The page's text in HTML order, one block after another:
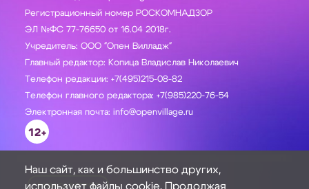
Регистрационный номер РОСКОМНАДЗОР
ЭЛ №ФС 77-76650 от 16.04 2018г.
Учредитель: ООО "Опен Вилладж"
Главный редактор: Копица Владислав Николаевич
Телефон редакции: +7(495)215-08-82
Телефон главного редактора: +7(985)220-76-54
Электронная почта: info@openvillage.ru
12+
ЗАДАТЬ ВОПРОС
Наш сайт, как и большинство других,
использует файлы cookie. Продолжая